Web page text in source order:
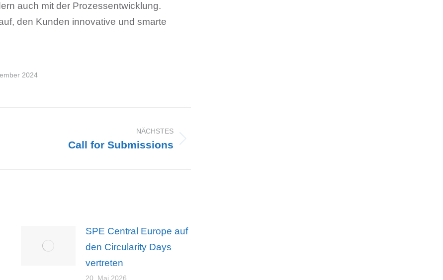
auch mit der Prozessentwicklung.
den Kunden innovative und smarte
2024
NÄCHSTES
Call for Submissions
SPE Central Europe auf
den Circularity Days
vertreten
20. Mai 2026